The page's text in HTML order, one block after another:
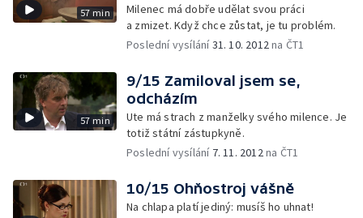
57 min
Milenec má dobře udělat svou práci
a zmizet. Když chce zůstat, je tu problém.
Poslední vysílání31. 10. 2012na ČT1
57 min
9/15 Zamiloval jsem se,
odcházím
Ute má strach z manželky svého milence. Je
totiž státní zástupkyně.
Poslední vysílání 7. 11. 2012na ČT1
10/15 Ohňostroj vášně
Na chlapa platí jediný: musíš ho uhnat!